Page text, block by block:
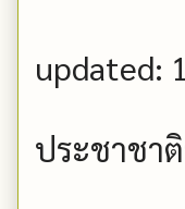
updated:
ประชาชา